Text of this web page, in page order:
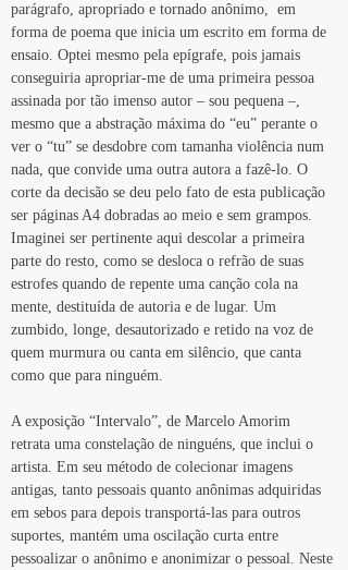
parágrafo, apropriado e tornado anônimo,  em
forma de poema que inicia um escrito em forma de
ensaio. Optei mesmo pela epígrafe, pois jamais
conseguiria apropriar-me de uma primeira pessoa
assinada por tão imenso autor – sou pequena –,
mesmo que a abstração máxima do “eu” perante o
ver o “tu” se desdobre com tamanha violência num
nada, que convide uma outra autora a fazê-lo. O
corte da decisão se deu pelo fato de esta publicação
ser páginas A4 dobradas ao meio e sem grampos.
Imaginei ser pertinente aqui descolar a primeira
parte do resto, como se desloca o refrão de suas
estrofes quando de repente uma canção cola na
mente, destituída de autoria e de lugar. Um
zumbido, longe, desautorizado e retido na voz de
quem murmura ou canta em silêncio, que canta
como que para ninguém.
A exposição “Intervalo”, de Marcelo Amorim
retrata uma constelação de ninguéns, que inclui o
artista. Em seu método de colecionar imagens
antigas, tanto pessoais quanto anônimas adquiridas
em sebos para depois transportá-las para outros
suportes, mantém uma oscilação curta entre
pessoalizar o anônimo e anonimizar o pessoal. Neste